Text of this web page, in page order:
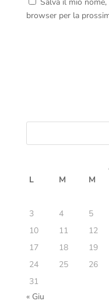
Salva il mio
browser per la
L M M
3
4 5
10
11 12
17
18 19
24
25 26
31
« Giu